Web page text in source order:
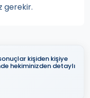
gerekir.
kişiden kişiye
hekiminizden detaylı